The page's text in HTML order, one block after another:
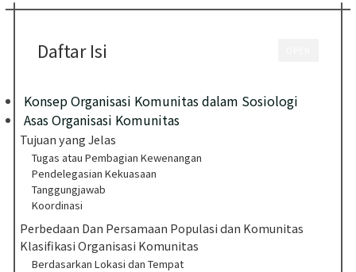
Daftar Isi
Konsep Organisasi Komunitas dalam Sosiologi
Asas Organisasi Komunitas
Tujuan yang Jelas
Tugas atau Pembagian Kewenangan
Pendelegasian Kekuasaan
Tanggungjawab
Koordinasi
Perbedaan Dan Persamaan Populasi dan Komunitas
Klasifikasi Organisasi Komunitas
Berdasarkan Lokasi dan Tempat